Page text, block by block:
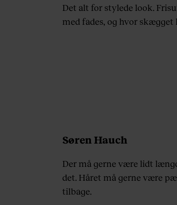
Det alt for stylede look.
med fades, og hvor
Søren Hauch
Der må gerne være lidt
det. Håret må gerne være
tilbage.